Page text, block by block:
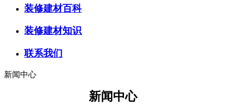
装修建材百科
装修建材知识
联系我们
新闻中心
新闻中心